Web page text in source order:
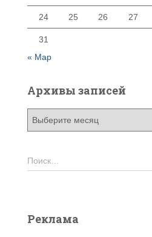
24 25 26 27
31
« Мар
Архивы записей
п
Н
а
:
Поиск…
Реклама